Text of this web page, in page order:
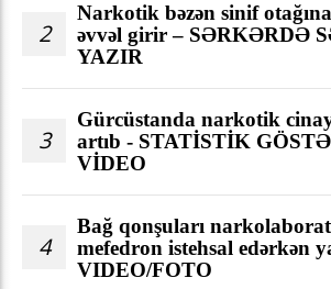
2
Narkotik bəzən sinif
əvvəl girir – SƏRKƏRDƏ
YAZIR
3
Gürcüstanda narkotik
artıb - STATİSTİK
VİDEO
4
Bağ qonşuları
mefedron istehsal edərkən
VIDEO/FOTO